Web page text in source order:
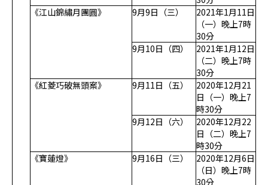
《江山錦繡月團圓》
9月9日（三）
2021年1月11日
（一）晚上7時
30分
9月10日（四）
2021年1月12日
（二）晚上7時
30分
《紅菱巧破無頭案》
9月11日（五）
2020年12月21
日（一）晚上7
時30分
9月12日（六）
2020年12月22
日（二）晚上7
時30分
《寶蓮燈》
9月16日（三）
2020年12月6日
（日）晚上7時
30分